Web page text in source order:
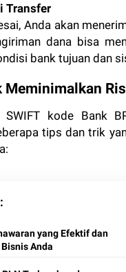
Transfer
Anda akan
dana bisa
bank tujuan dan
Meminimalkan
SWIFT kode Bank
tips dan trik
yang Efektif dan
Anda